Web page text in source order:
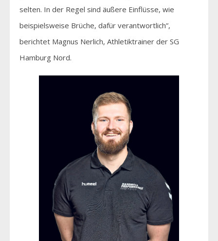
selten. In der Regel sind äußere Einflüsse, wie
beispielsweise Brüche, dafür verantwortlich”,
berichtet Magnus Nerlich, Athletiktrainer der SG
Hamburg Nord.